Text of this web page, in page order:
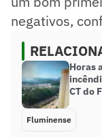
negativos,
Horas
CT do
Fluminense